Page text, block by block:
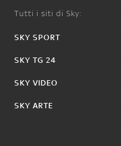
Tutti i siti di Sky:
SKY SPORT
SKY TG 24
SKY VIDEO
SKY ARTE